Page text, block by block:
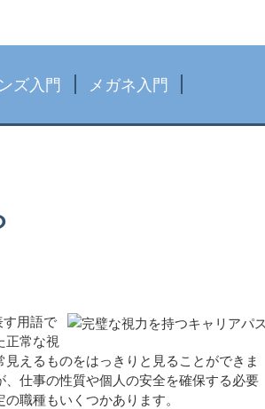
ズ入門
メガネ入門
用語で
正常な視
えるものをはっきりと見ることができま
仕事の性質や個人の安全を確保する必要
職種もいくつかあります。